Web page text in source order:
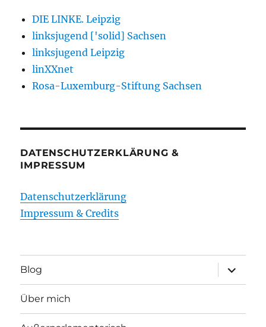
DIE LINKE. Leipzig
linksjugend ['solid] Sachsen
linksjugend Leipzig
linXXnet
Rosa-Luxemburg-Stiftung Sachsen
DATENSCHUTZERKLÄRUNG &
IMPRESSUM
Datenschutzerklärung
Impressum & Credits
Blog
öffnen
Über mich